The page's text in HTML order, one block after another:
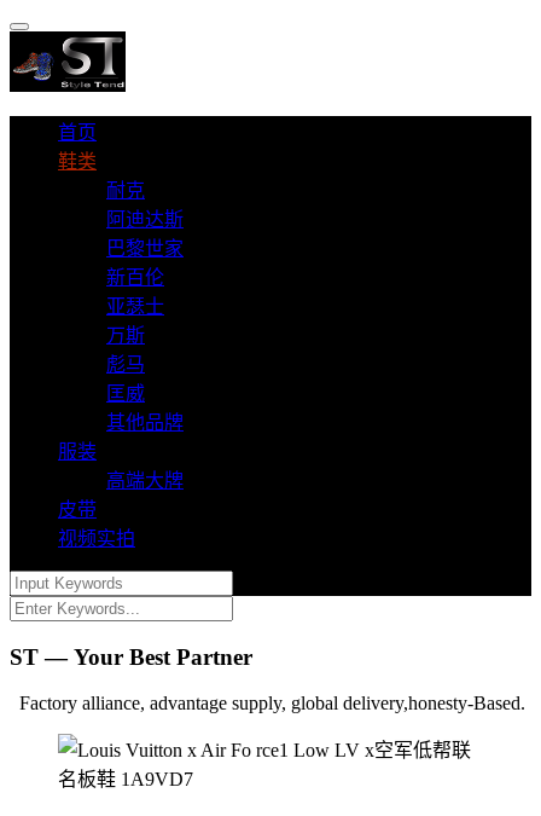
首页
鞋类
耐克
阿迪达斯
巴黎世家
新百伦
亚瑟士
万斯
彪马
匡威
其他品牌
服装
高端大牌
皮带
视频实拍
ST — Your Best Partner
Factory alliance, advantage supply, global delivery,honesty-Based.